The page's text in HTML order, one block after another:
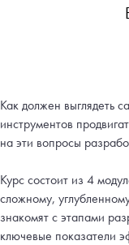
Как должен выглядеть
инструментов
на эти вопросы
Курс состоит из 4
сложному,
знакомят с этапами
ключевые показатели